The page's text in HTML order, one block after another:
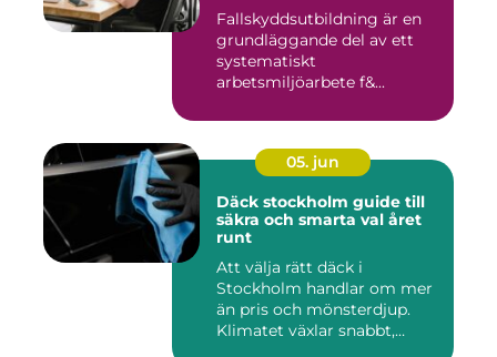
Fallskyddsutbildning är en
grundläggande del av ett
systematiskt
arbetsmiljöarbete f&...
05. jun
Däck stockholm guide till
säkra och smarta val året
runt
Att välja rätt däck i
Stockholm handlar om mer
än pris och mönsterdjup.
Klimatet växlar snabbt,